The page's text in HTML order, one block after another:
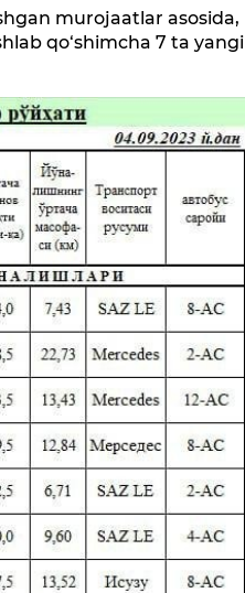
murojaatlar asosida,
qo‘shimcha 7 ta yangi